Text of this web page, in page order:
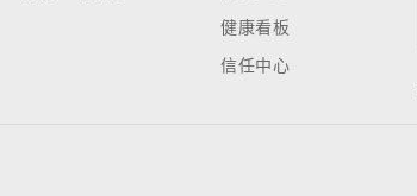
健康看板
信任中心